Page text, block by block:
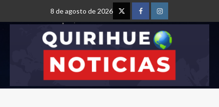
8 de agosto de 2026